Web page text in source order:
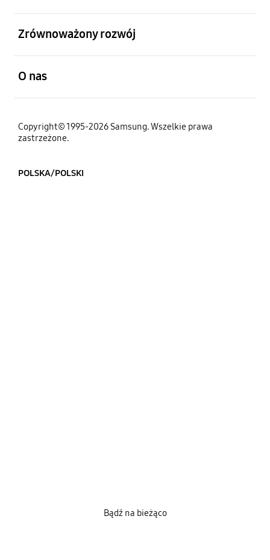
Zrównoważony rozwój
O nas
Copyright© 1995-2026 Samsung. Wszelkie prawa
zastrzeżone.
POLSKA/POLSKI
Bądź na bieżąco